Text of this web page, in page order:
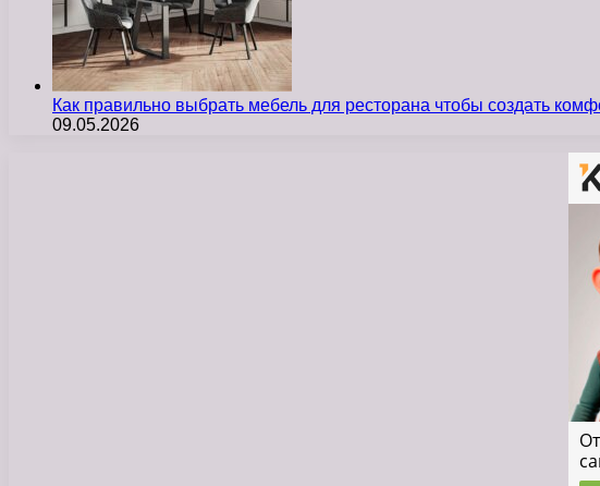
Как правильно выбрать мебель для ресторана чтобы создать
09.05.2026